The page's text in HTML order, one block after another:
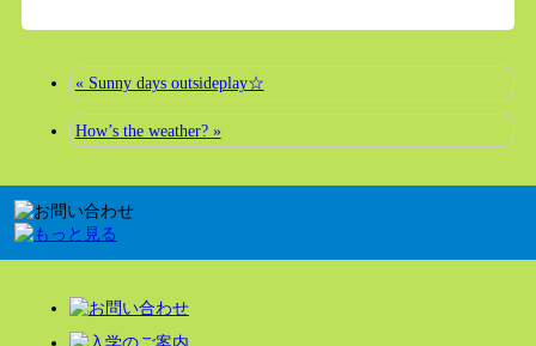
« Sunny days outsideplay☆
How’s the weather? »